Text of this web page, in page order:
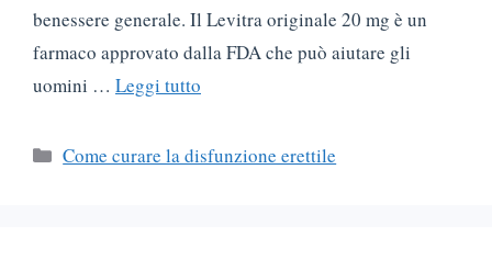
benessere generale. Il Levitra originale 20 mg è un
farmaco approvato dalla FDA che può aiutare gli
uomini … Leggi tutto
Categorie
Come curare la disfunzione erettile